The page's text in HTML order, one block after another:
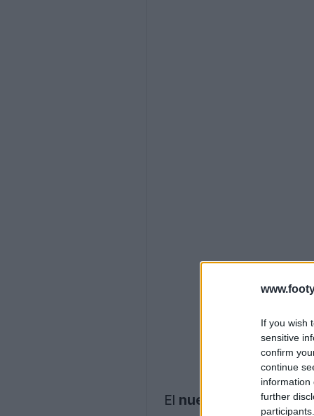
If you wish
sensitive
confirm
continue
information
further
El nuevo logotipo del